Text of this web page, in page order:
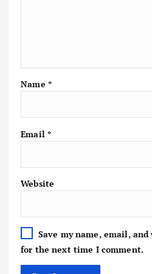
Name *
Email *
Website
Save my name, email,
for the next time I comment.